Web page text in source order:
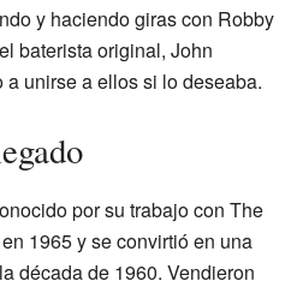
y haciendo giras con Robby
baterista original, John
unirse a ellos si lo deseaba.
por su trabajo con The
1965 y se convirtió en una
década de 1960. Vendieron